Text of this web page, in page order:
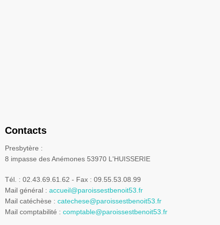
Contacts
Presbytère :
8 impasse des Anémones 53970 L'HUISSERIE
Tél. : 02.43.69.61.62 - Fax : 09.55.53.08.99
Mail général : accueil@paroissestbenoit53.fr
Mail catéchèse : catechese@paroissestbenoit53.fr
Mail comptabilité : comptable@paroissestbenoit53.fr